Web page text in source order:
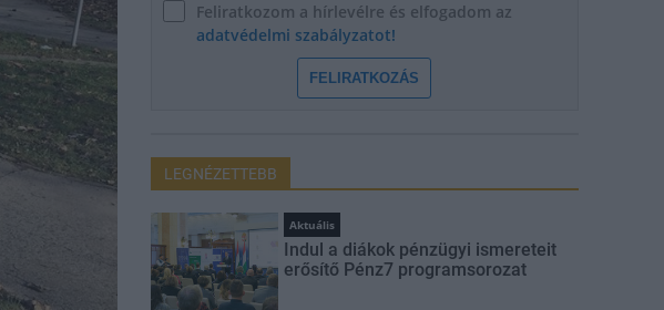
Feliratkozom a hírlevélre és elfogadom az
adatvédelmi szabályzatot!
FELIRATKOZÁS
LEGNÉZETTEBB
Aktuális
Indul a diákok pénzügyi ismereteit
erősítő Pénz7 programsorozat